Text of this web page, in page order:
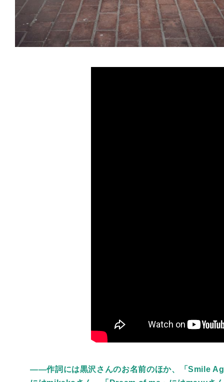
――作詞には黒沢さんのお名前のほか、「Smile